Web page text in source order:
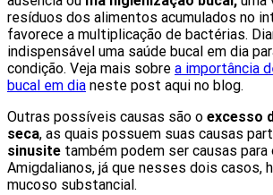
resíduos dos alimentos acumulados no
favorece a multiplicação de bactérias.
indispensável uma saúde bucal em dia
condição. Veja mais sobre a importância
bucal em dia neste post aqui no blog.
Outras possíveis causas são o excesso
seca, as quais possuem suas causas
sinusite também podem ser causas para
Amigdalianos, já que nesses dois casos,
mucoso substancial.